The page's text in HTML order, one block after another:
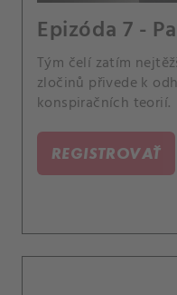
Epizóda 7 -
Tým čelí zatím
zločinů přivede k
konspiračních teorií.
REGISTROVAŤ